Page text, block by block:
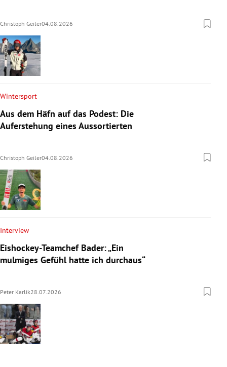
Christoph Geiler04.08.2026
Wintersport
Aus dem Häfn auf das Podest: Die
Auferstehung eines Aussortierten
Christoph Geiler04.08.2026
Interview
Eishockey-Teamchef Bader: „Ein
mulmiges Gefühl hatte ich durchaus“
Peter Karlik28.07.2026